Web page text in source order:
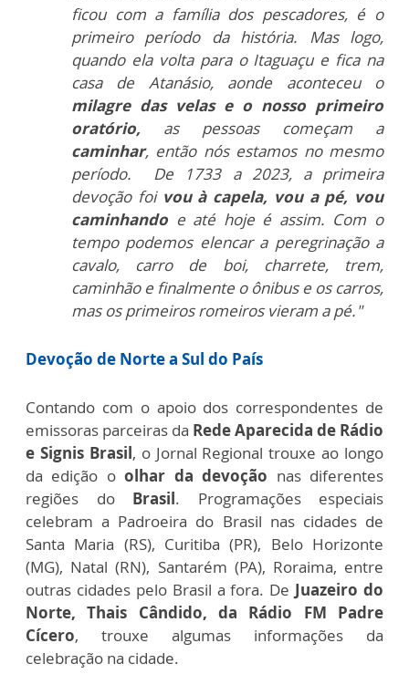
ficou com a família dos pescadores, é o
primeiro período da história. Mas logo,
quando ela volta para o Itaguaçu e fica na
casa de Atanásio, aonde aconteceu o
milagre das velas e o nosso primeiro
oratório, as pessoas começam a
caminhar, então nós estamos no mesmo
período. De 1733 a 2023, a primeira
devoção foi vou à capela, vou a pé, vou
caminhando e até hoje é assim. Com o
tempo podemos elencar a peregrinação a
cavalo, carro de boi, charrete, trem,
caminhão e finalmente o ônibus e os carros,
mas os primeiros romeiros vieram a pé."
Devoção de Norte a Sul do País
Contando com o apoio dos correspondentes de
emissoras parceiras da Rede Aparecida de Rádio
e Signis Brasil, o Jornal Regional trouxe ao longo
da edição oolhar da devoção nas diferentes
regiões do Brasil. Programações especiais
celebram a Padroeira do Brasil nas cidades de
Santa Maria (RS), Curitiba (PR), Belo Horizonte
(MG), Natal (RN), Santarém (PA), Roraima, entre
outras cidades pelo Brasil a fora. De Juazeiro do
Norte, Thais Cândido, da Rádio FM Padre
Cícero, trouxe algumas informações da
celebração na cidade.